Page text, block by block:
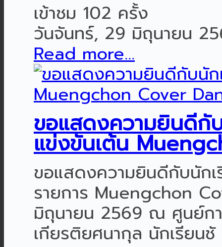
เข้าชม 102 ครั้ง
วันจันทร์, 29 มิถุนายน
Read more...
ขอแสดงความยินดีกั
แข่งขันเต้น
ขอแสดงความยินดีกับนักเ
รายการ Muengchon
มิถุนายน 2569 ณ ศูนย์กา
เกียรติยศนากุล นักเรียนชั